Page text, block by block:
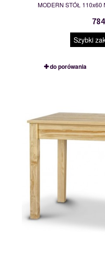
MODERN STÓŁ 110x60
Szybki
do porówania